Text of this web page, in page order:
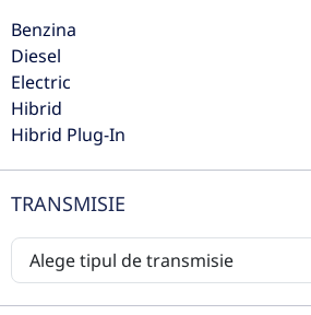
Hyundai New Kona
Benzina
Diesel
Electric
Hibrid
Hibrid Plug-In
TRANSMISIE